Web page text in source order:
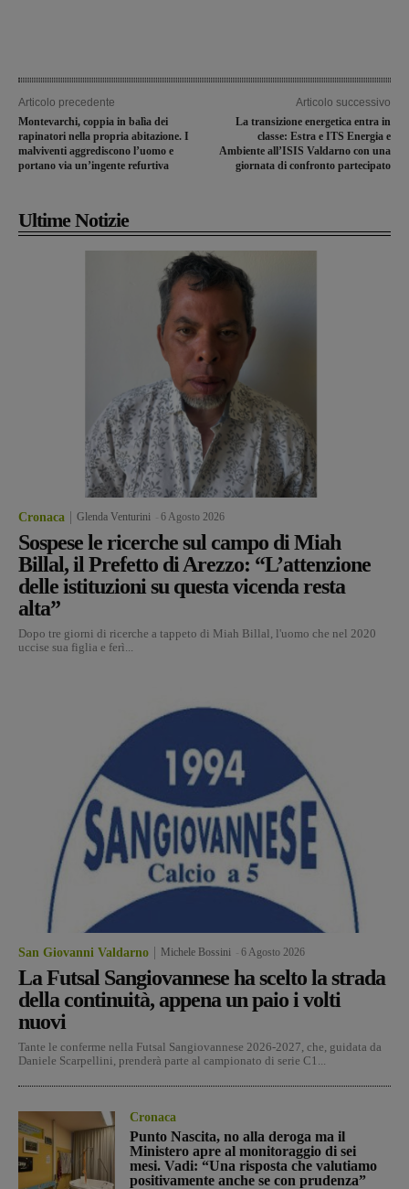
Articolo precedente
Montevarchi, coppia in balìa dei
rapinatori nella propria abitazione. I
malviventi aggrediscono l’uomo e
portano via un’ingente refurtiva
Articolo successivo
La transizione energetica entra in
classe: Estra e ITS Energia e
Ambiente all’ISIS Valdarno con una
giornata di confronto partecipato
Ultime Notizie
Cronaca Glenda Venturini 6 Agosto 2026
Sospese le ricerche sul campo di Miah
Billal, il Prefetto di Arezzo: “L’attenzione
delle istituzioni su questa vicenda resta
alta”
Dopo tre giorni di ricerche a tappeto di Miah Billal, l'uomo che nel 2020
uccise sua figlia e ferì...
San Giovanni Valdarno Michele Bossini 6 Agosto 2026
La Futsal Sangiovannese ha scelto la strada
della continuità, appena un paio i volti
nuovi
Tante le conferme nella Futsal Sangiovannese 2026-2027, che, guidata da
Daniele Scarpellini, prenderà parte al campionato di serie C1...
Cronaca
Punto Nascita, no alla deroga ma il
Ministero apre al monitoraggio di sei
mesi. Vadi: “Una risposta che valutiamo
positivamente anche se con prudenza”